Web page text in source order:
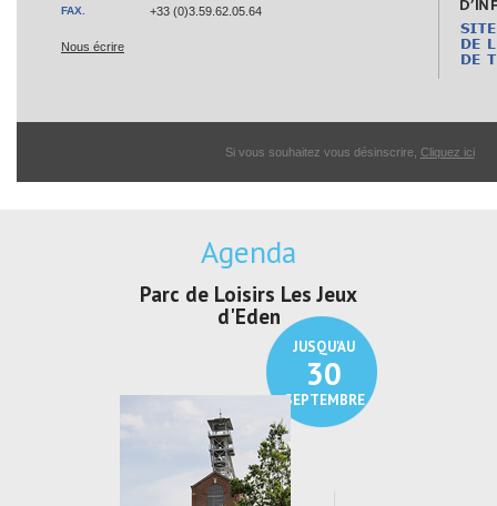
FAX. +33 (0)3.59.62.05.64
Nous écrire
Si vous souhaitez vous désinscrire, Cliquez ici
Agenda
JUSQU'AU
21
SEPTEMBRE
Exposition "Lucien Jonas -
Au pays du charbon ...